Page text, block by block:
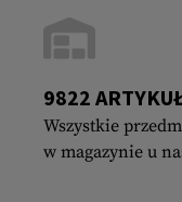
9822
Wszystkie
w magazynie u